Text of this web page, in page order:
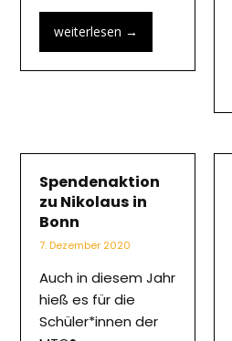
weiterlesen →
Spendenaktion
zu Nikolaus in
Bonn
7. Dezember 2020
Auch in diesem Jahr
hieß es für die
Schüler*innen der